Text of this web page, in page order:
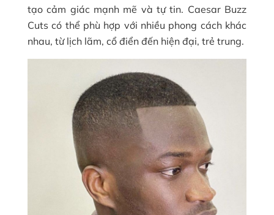
tạo cảm giác mạnh mẽ và tự tin. Caesar Buzz
Cuts có thể phù hợp với nhiều phong cách khác
nhau, từ lịch lãm, cổ điển đến hiện đại, trẻ trung.